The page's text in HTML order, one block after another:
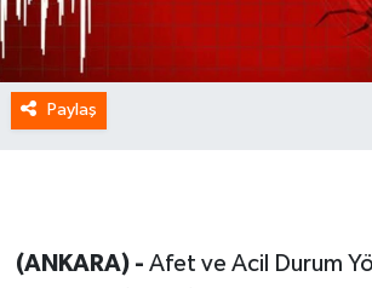
Paylaş
(ANKARA) - Afet ve Acil Durum